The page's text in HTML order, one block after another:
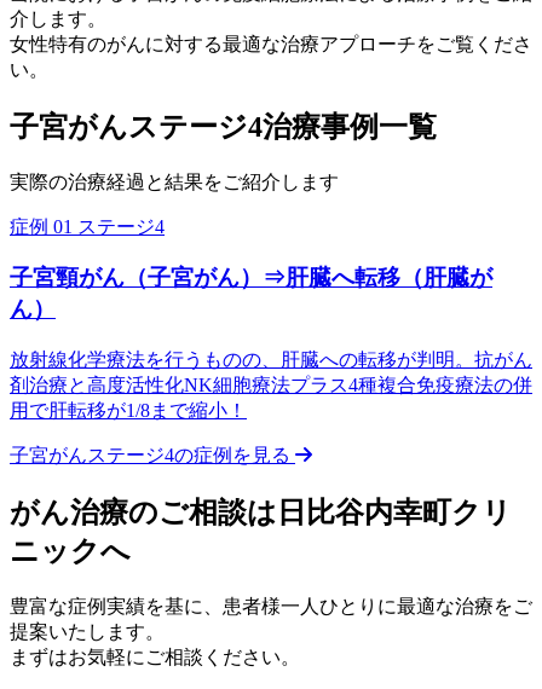
介します。
女性特有のがんに対する最適な治療アプローチをご覧くださ
い。
子宮がんステージ4治療事例一覧
実際の治療経過と結果をご紹介します
症例 01 ステージ4
子宮頸がん（子宮がん）⇒肝臓へ転移（肝臓が
ん）
放射線化学療法を行うものの、肝臓への転移が判明。抗がん
剤治療と高度活性化NK細胞療法プラス4種複合免疫療法の併
用で肝転移が1/8まで縮小！
子宮がんステージ4の症例を見る
がん治療のご相談は日比谷内幸町クリ
ニックへ
豊富な症例実績を基に、患者様一人ひとりに最適な治療をご
提案いたします。
まずはお気軽にご相談ください。